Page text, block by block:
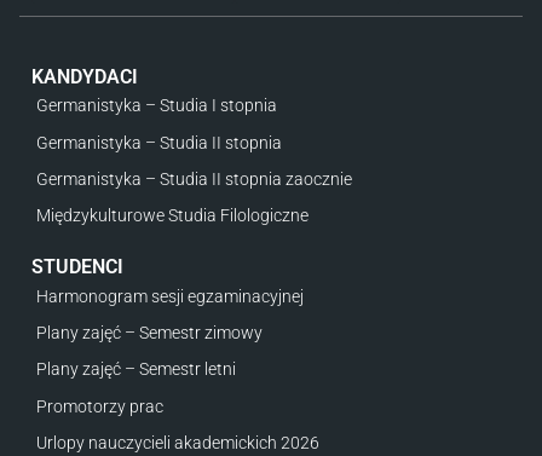
KANDYDACI
Germanistyka – Studia I stopnia
Germanistyka – Studia II stopnia
Germanistyka – Studia II stopnia zaocznie
Międzykulturowe Studia Filologiczne
STUDENCI
Harmonogram sesji egzaminacyjnej
Plany zajęć – Semestr zimowy
Plany zajęć – Semestr letni
Promotorzy prac
Urlopy nauczycieli akademickich 2026